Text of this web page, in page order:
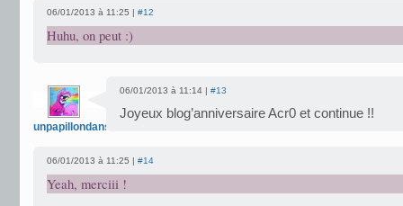
06/01/2013 à 11:25 | #12
Huhu, on peut :)
unpapillondanslalune
06/01/2013 à 11:14 | #13
Joyeux blog’anniversaire Acr0 et continue !!
06/01/2013 à 11:25 | #14
Yeah, merciii !